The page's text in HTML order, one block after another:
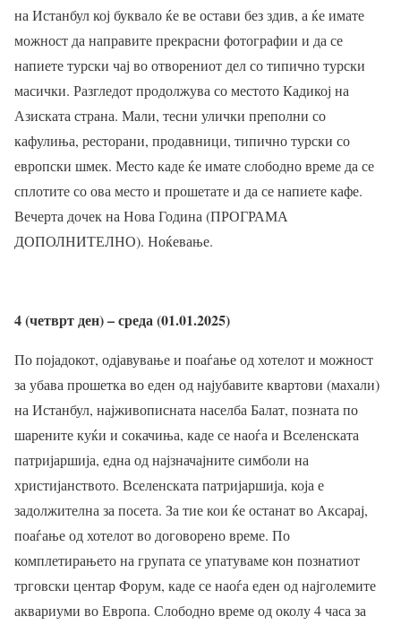
на Истанбул кој буквало ќе ве остави без здив, а ќе имате
можност да направите прекрасни фотографии и да се
напиете турски чај во отворениот дел со типично турски
масички. Разгледот продолжува со местото Кадикој на
Азиската страна. Мали, тесни улички преполни со
кафулиња, ресторани, продавници, типично турски со
европски шмек. Место каде ќе имате слободно време да се
сплотите со ова место и прошетате и да се напиете кафе.
Вечерта дочек на Нова Година (ПРОГРАМА
ДОПОЛНИТЕЛНО). Ноќевање.
4 (четврт ден) – среда (01.01.2025)
По појадокот, одјавување и поаѓање од хотелот и можност
за убава прошетка во еден од најубавите квартови (махали)
на Истанбул, најживописната населба Балат, позната по
шарените куќи и сокачиња, каде се наоѓа и Вселенската
патријаршија, една од најзначајните симболи на
христијанството. Вселенската патријаршија, која е
задолжителна за посета. За тие кои ќе останат во Аксарај,
поаѓање од хотелот во договорено време. По
комплетирањето на групата се упатуваме кон познатиот
трговски центар Форум, каде се наоѓа еден од најголемите
аквариуми во Европа. Слободно време од околу 4 часа за